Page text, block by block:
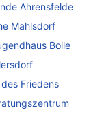
Ahrensfelde
Mahlsdorf
Bolle
Friedens